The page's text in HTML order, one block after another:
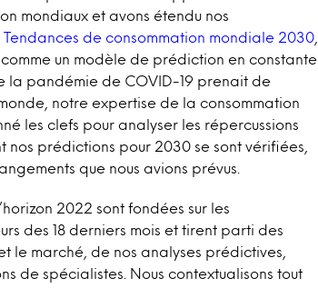
mondiaux et avons étendu nos
Tendances de consommation mondiale 2030
un modèle de prédiction en constante
la pandémie de COVID-19 prenait de
notre expertise de la consommation
les clefs pour analyser les répercussions
nos prédictions pour 2030 se sont vérifiées,
que nous avions prévus.
2022 sont fondées sur les
des 18 derniers mois et tirent parti des
le marché, de nos analyses prédictives,
de spécialistes. Nous contextualisons tout